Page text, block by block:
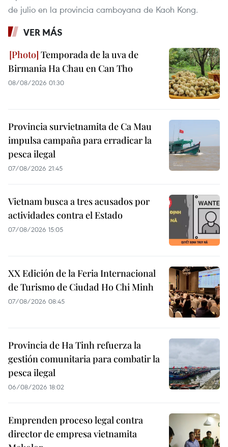
de julio en la provincia camboyana de Kaoh Kong.
VER MÁS
Temporada de la uva de
Birmania Ha Chau en Can Tho
08/08/2026 01:30
Provincia survietnamita de Ca Mau
impulsa campaña para erradicar la
pesca ilegal
07/08/2026 21:45
Vietnam busca a tres acusados por
actividades contra el Estado
07/08/2026 15:05
XX Edición de la Feria Internacional
de Turismo de Ciudad Ho Chi Minh
07/08/2026 08:45
Provincia de Ha Tinh refuerza la
gestión comunitaria para combatir la
pesca ilegal
06/08/2026 18:02
Emprenden proceso legal contra
director de empresa vietnamita